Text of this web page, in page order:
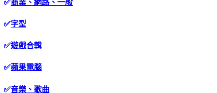
✅商業、網路、一般
✅字型
✅遊戲合輯
✅蘋果電腦
✅音樂、歌曲